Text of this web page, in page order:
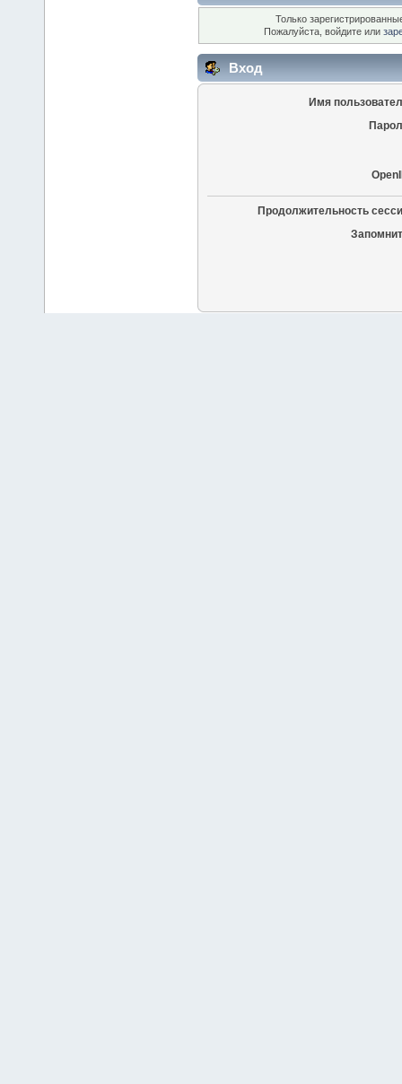
Только
Пожалуйста, войдите или
Вход
Имя
Продолжительность